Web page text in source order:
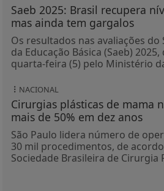
Saeb 2025: Brasil recupera
mas ainda tem gargalos
Os resultados nas avaliações do
da Educação Básica (Saeb)
quarta-feira (5) pelo Ministério
NACIONAL
Cirurgias plásticas de mama
mais de 50% em dez anos
São Paulo lidera número de
30 mil procedimentos, de
Sociedade Brasileira de Cirurgia